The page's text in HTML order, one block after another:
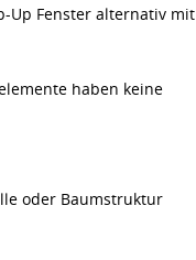
Up Fenster alternativ mit
haben keine
oder Baumstruktur